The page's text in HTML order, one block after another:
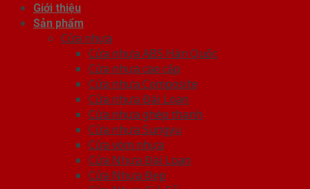
Giới thiệu
Sản phẩm
Cửa nhựa
Cửa nhựa ABS Hàn Quốc
Cửa nhựa cao cấp
Cửa nhựa Composite
Cửa nhựa Đài Loan
Cửa nhựa ghép thanh
Cửa nhựa Sungyu
Cửa vòm nhựa
Cửa Nhựa Đài Loan
Cửa Nhựa Đẹp